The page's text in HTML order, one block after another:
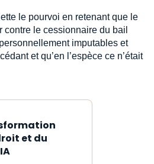
le pourvoi en retenant que le
contre le cessionnaire du bail
imputables et
et qu’en l’espèce ce n’était
et du